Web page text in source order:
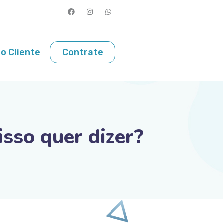
Cliente Contrate
quer dizer?